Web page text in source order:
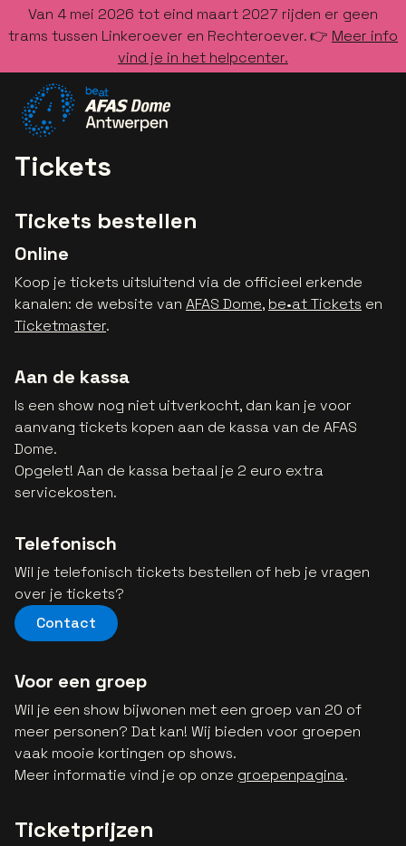
Van 4 mei 2026 tot eind maart 2027 rijden er geen
trams tussen Linkeroever en Rechteroever. 👉 Meer info
vind je in het helpcenter.
Tickets
Tickets bestellen
Online
Koop je tickets uitsluitend via de officieel erkende
kanalen: de website van AFAS Dome, be•at Tickets en
Ticketmaster.
Aan de kassa
Is een show nog niet uitverkocht, dan kan je voor
aanvang tickets kopen aan de kassa van de AFAS
Dome.
Opgelet! Aan de kassa betaal je 2 euro extra
servicekosten.
Telefonisch
Wil je telefonisch tickets bestellen of heb je vragen
over je tickets?
Contact
Voor een groep
Wil je een show bijwonen met een groep van 20 of
meer personen? Dat kan! Wij bieden voor groepen
vaak mooie kortingen op shows.
Meer informatie vind je op onze groepenpagina.
Ticketprijzen